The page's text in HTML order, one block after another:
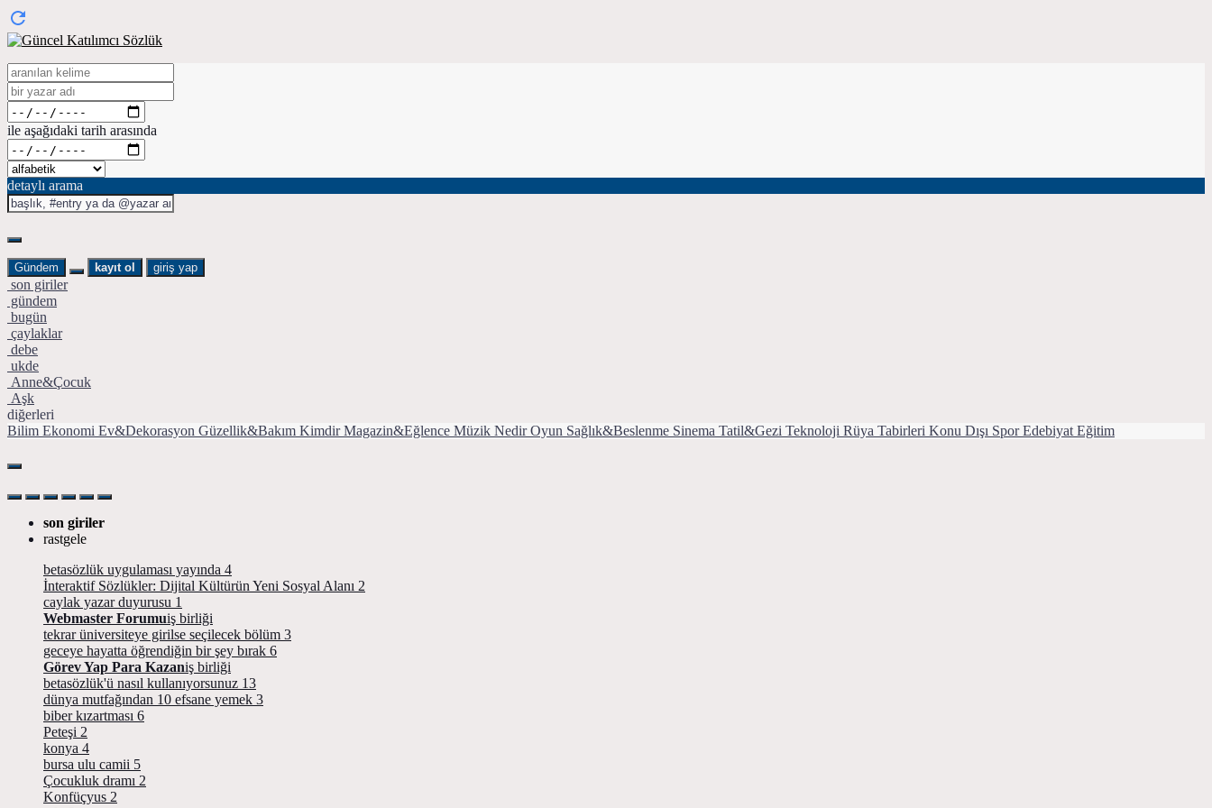
ile aşağıdaki tarih arasında
detaylı arama
Gündem kayıt ol giriş yap
son giriler
gündem
bugün
çaylaklar
debe
ukde
Anne&Çocuk
Aşk
diğerleri
Bilim Ekonomi Ev&Dekorasyon Güzellik&Bakım Kimdir Magazin&Eğlence Müzik Nedir Oyun Sağlık&Beslenme Sinema Tatil&Gezi Teknoloji Rüya Tabirleri Konu Dışı Spor Edebiyat Eğitim
son giriler
rastgele
betasözlük uygulaması yayında 4
İnteraktif Sözlükler: Dijital Kültürün Yeni Sosyal Alanı 2
caylak yazar duyurusu 1
Webmaster Forumuiş birliği
tekrar üniversiteye girilse seçilecek bölüm 3
geceye hayatta öğrendiğin bir şey bırak 6
Görev Yap Para Kazaniş birliği
betasözlük'ü nasıl kullanıyorsunuz 13
dünya mutfağından 10 efsane yemek 3
biber kızartması 6
Peteşi 2
konya 4
bursa ulu camii 5
Çocukluk dramı 2
Konfüçyus 2